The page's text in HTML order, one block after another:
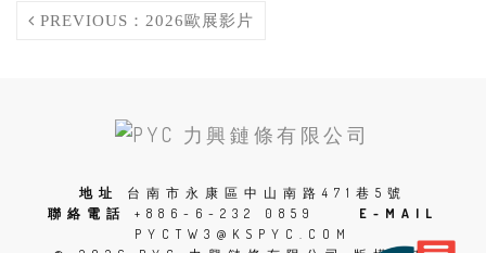
PREVIOUS：2026歐展影片
THE
TOP
地址 台南市永康區中山南路471巷5號
聯絡電話 +886-6-232 0859 E-MAIL
PYCTW3@KSPYC.COM